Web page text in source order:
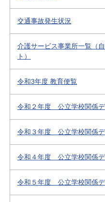
交通事故発生状況
介護サービス事業所一覧（
ト）
令和3年度 教育便覧
令和２年度 公立学校関係デ
令和３年度 公立学校関係デ
令和４年度 公立学校関係デ
令和５年度 公立学校関係デ